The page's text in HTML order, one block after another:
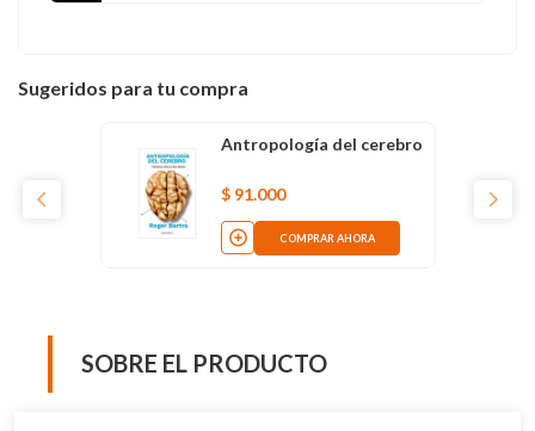
Sugeridos para tu compra
Antropología del cerebro
$ 91.000
COMPRAR AHORA
SOBRE EL PRODUCTO